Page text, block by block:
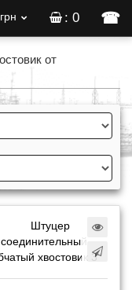
: 0 ☎
грн
от